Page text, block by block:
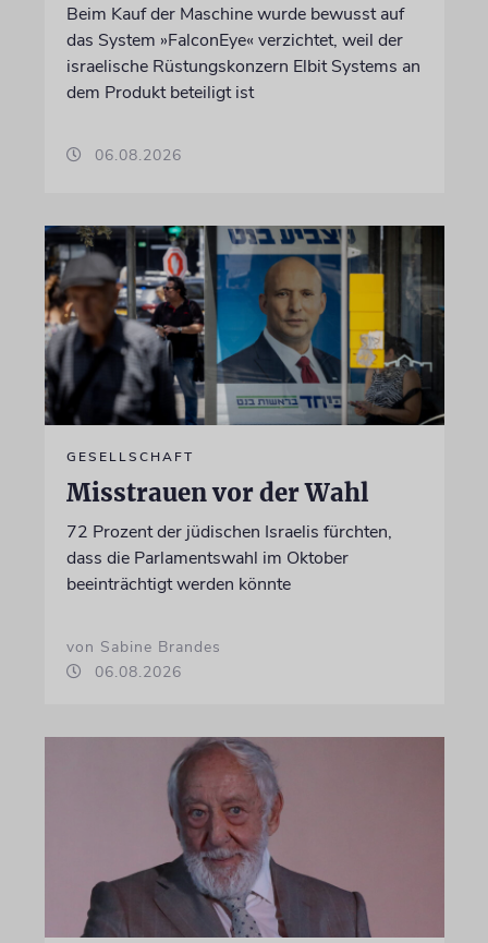
Beim Kauf der Maschine wurde bewusst auf
das System »FalconEye« verzichtet, weil der
israelische Rüstungskonzern Elbit Systems an
dem Produkt beteiligt ist
06.08.2026
GESELLSCHAFT
Misstrauen vor der Wahl
72 Prozent der jüdischen Israelis fürchten,
dass die Parlamentswahl im Oktober
beeinträchtigt werden könnte
von Sabine Brandes
06.08.2026